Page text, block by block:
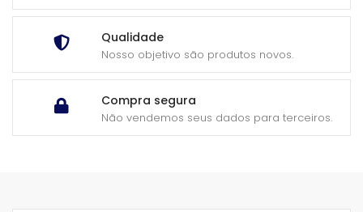
Qualidade
Nosso objetivo são produtos novos.
Compra segura
Não vendemos seus dados para terceiros.